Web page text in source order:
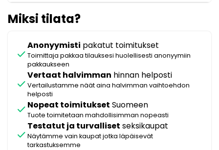
Miksi tilata?
check
Anonyymisti pakatut toimitukset
Toimittaja pakkaa tilauksesi huolellisesti anonyymiin
pakkaukseen
check
Vertaat halvimman hinnan helposti
Vertailustamme näät aina halvimman vaihtoehdon
helposti
check Nopeat toimitukset Suomeen
Tuote toimitetaan mahdollisimman nopeasti
check
Testatut ja turvalliset seksikaupat
Näytämme vain kaupat jotka läpäisevät
tarkastuksemme